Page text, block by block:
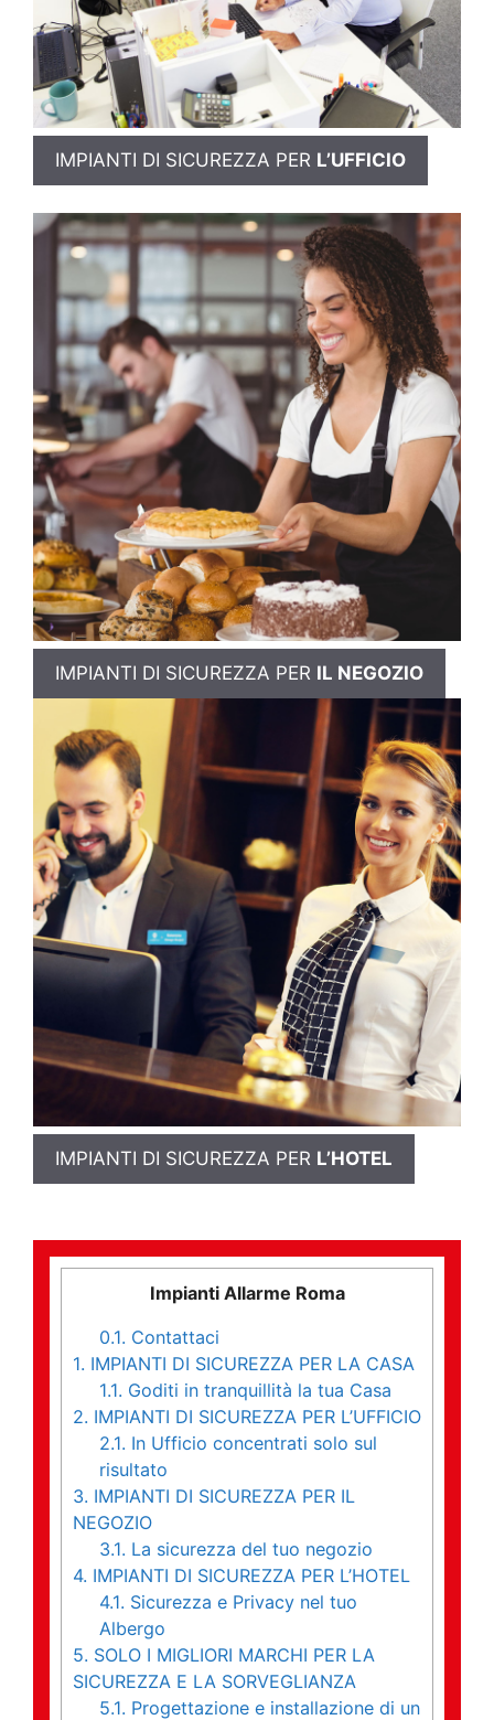
IMPIANTI DI SICUREZZA PER L’UFFICIO
IMPIANTI DI SICUREZZA PER IL NEGOZIO
IMPIANTI DI SICUREZZA PER L’HOTEL
Impianti Allarme Roma
0.1. Contattaci
1. IMPIANTI DI SICUREZZA PER LA CASA
1.1. Goditi in tranquillità la tua Casa
2. IMPIANTI DI SICUREZZA PER L’UFFICIO
2.1. In Ufficio concentrati solo sul
risultato
3. IMPIANTI DI SICUREZZA PER IL
NEGOZIO
3.1. La sicurezza del tuo negozio
4. IMPIANTI DI SICUREZZA PER L’HOTEL
4.1. Sicurezza e Privacy nel tuo
Albergo
5. SOLO I MIGLIORI MARCHI PER LA
SICUREZZA E LA SORVEGLIANZA
5.1. Progettazione e installazione di un